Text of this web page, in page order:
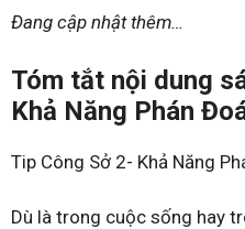
Đang cập nhật thêm…
Tóm tắt nội dung
Khả Năng Phán
Tip Công Sở 2- Khả Năng
Dù là trong cuộc sống hay